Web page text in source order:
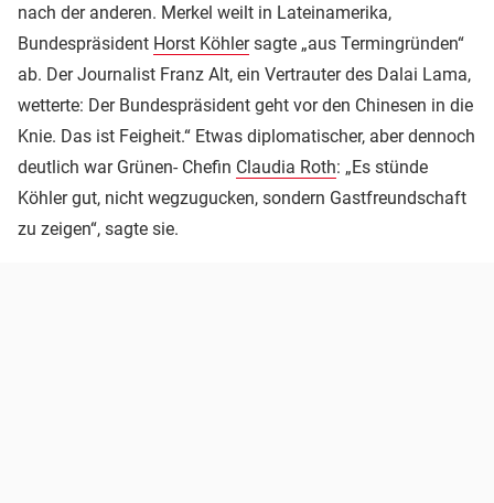
nach der anderen. Merkel weilt in Lateinamerika,
Bundespräsident Horst Köhlersagte „aus Termingründen“
ab. Der Journalist Franz Alt, ein Vertrauter des Dalai Lama,
wetterte: Der Bundespräsident geht vor den Chinesen in die
Knie. Das ist Feigheit.“ Etwas diplomatischer, aber dennoch
deutlich war Grünen- Chefin Claudia Roth: „Es stünde
Köhler gut, nicht wegzugucken, sondern Gastfreundschaft
zu zeigen“, sagte sie.